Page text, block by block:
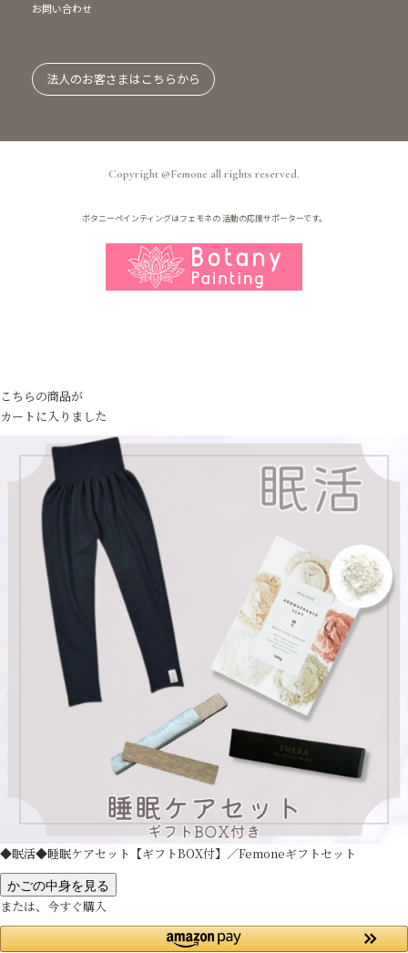
お問い合わせ
法人のお客さまはこちらから
Copyright @Femone all rights reserved.
ボタニーペインティングはフェモネの活動の応援サポーターです。
こちらの商品が
カートに入りました
◆眠活◆睡眠ケアセット【ギフトBOX付】／Femoneギフトセット
かごの中身を見る
または、今すぐ購入